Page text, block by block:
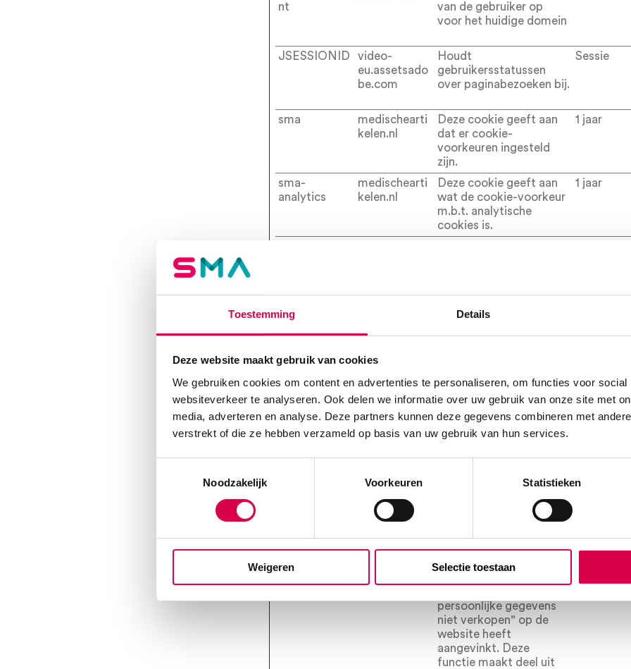
Toestemming Details
Deze website maakt gebruik van cookies
We gebruiken cookies om content en advertenties te personaliseren, om functies voor social
websiteverkeer te analyseren. Ook delen we informatie over uw gebruik van onze site met
media, adverteren en analyse. Deze partners kunnen deze gegevens combineren met
verstrekt of die ze hebben verzameld op basis van uw gebruik van hun services.
Noodzakelijk
Voorkeuren Statistieken
Weigeren Selectie toestaan
nt
van de gebruiker op
voor het huidige domein
JSESSIONID
video-
eu.assetsado
be.com
Houdt
gebruikersstatussen
over paginabezoeken bij.
Sessie
sma
medischearti
kelen.nl
Deze cookie geeft aan
dat er cookie-
voorkeuren ingesteld
zijn.
1 jaar
sma-
analytics
medischearti
kelen.nl
Deze cookie geeft aan
wat de cookie-voorkeur
m.b.t. analytische
cookies is.
1 jaar
sma-
strictly_nece
ssary
Deze cookie geeft aan
m.b.t. noodzakelijke
third_party
kelen.nl
wat de cookie-voorkeur
m.b.t. cookies van
derden is.
test_cookie
Google
Gebruikt om te
gebruiker cookies
Dailymotion
Deze cookie is nodig
loginfunctie op de
persoonlijke gegevens
niet verkopen" op de
website heeft
aangevinkt. Deze
functie maakt deel uit